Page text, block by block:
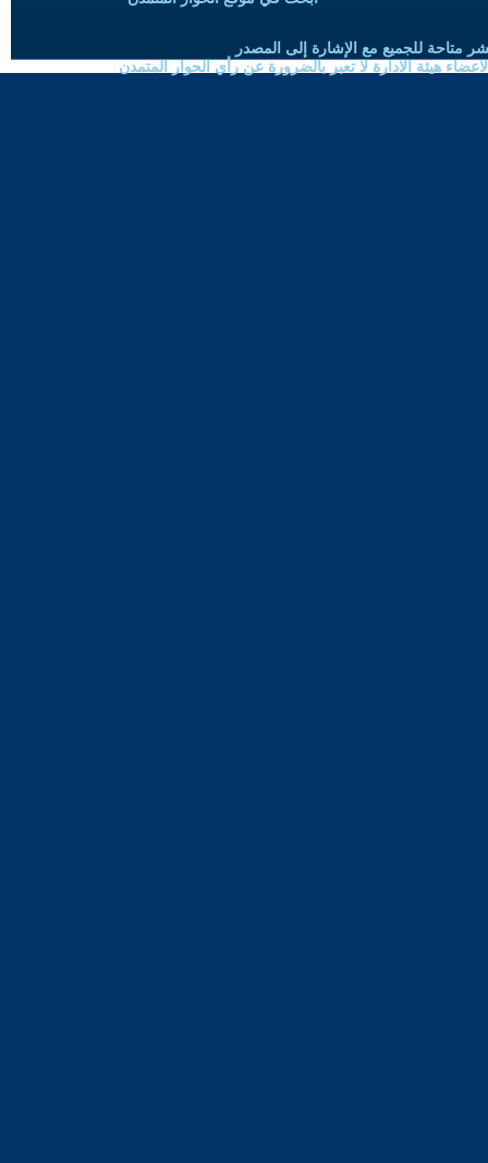
متاحة للجميع مع الإشارة إلى المصدر
هيئة الادارة لا تعبر بالضرورة عن رأي الحوار المتمدن